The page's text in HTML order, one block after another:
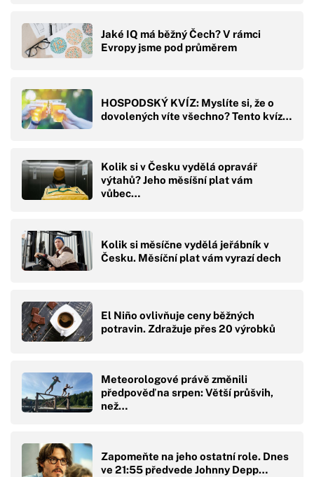
Jaké IQ má běžný Čech? V rámci
Evropy jsme pod průměrem
HOSPODSKÝ KVÍZ: Myslíte si, že o
dovolených víte všechno? Tento kvíz…
Kolik si v Česku vydělá opravář
výtahů? Jeho měsíšní plat vám
vůbec…
Kolik si měsíčne vydělá jeřábník v
Česku. Měsíční plat vám vyrazí dech
El Niño ovlivňuje ceny běžných
potravin. Zdražuje přes 20 výrobků
Meteorologové právě změnili
předpověď na srpen: Větší průšvih,
než…
Zapomeňte na jeho ostatní role. Dnes
ve 21:55 předvede Johnny Depp…